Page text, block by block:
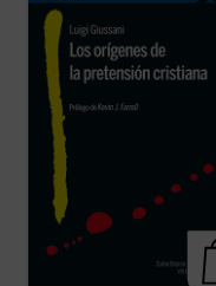
del cristianismo: su pretensión única e
irreductible.Los orígenes de la
cristiana
no es un tratado teológico, sino
una propuesta ... (ver ficha)